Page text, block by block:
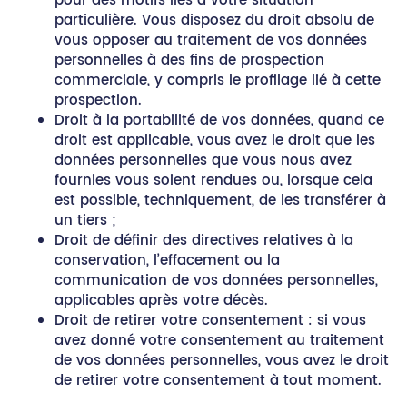
particulière. Vous disposez du droit absolu de
vous opposer au traitement de vos données
personnelles à des fins de prospection
commerciale, y compris le profilage lié à cette
prospection.
Droit à la portabilité de vos données, quand ce
droit est applicable, vous avez le droit que les
données personnelles que vous nous avez
fournies vous soient rendues ou, lorsque cela
est possible, techniquement, de les transférer à
un tiers ;
Droit de définir des directives relatives à la
conservation, l’effacement ou la
communication de vos données personnelles,
applicables après votre décès.
Droit de retirer votre consentement : si vous
avez donné votre consentement au traitement
de vos données personnelles, vous avez le droit
de retirer votre consentement à tout moment.